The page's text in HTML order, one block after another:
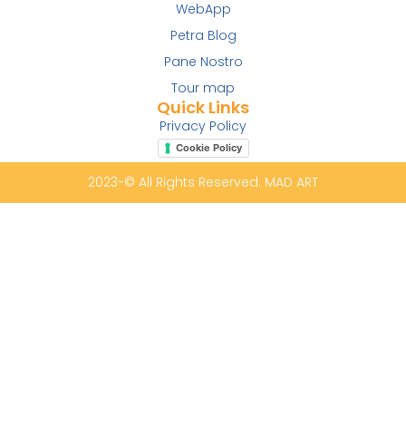
WebApp
Petra Blog
Pane Nostro
Tour map
Quick Links
Privacy Policy
Cookie Policy
2023-© All Rights Reserved. MAD ART